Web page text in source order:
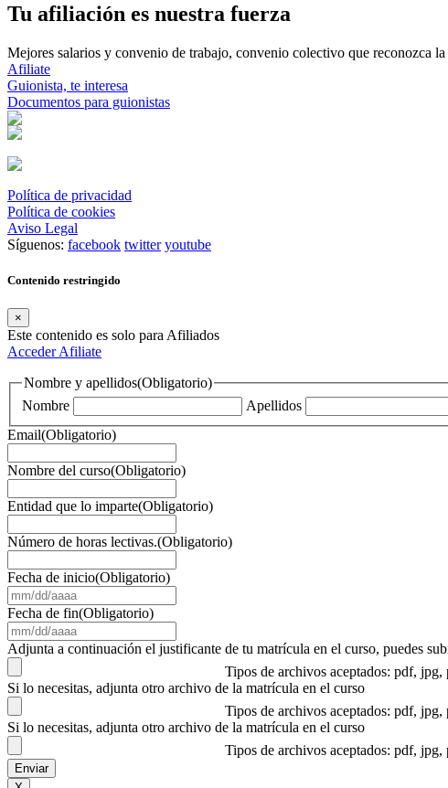
Tu afiliación es nuestra fuerza
Mejores salarios y convenio de trabajo, convenio colectivo que reconozca
Afiliate
Guionista, te interesa
Documentos para guionistas
Política de privacidad
Política de cookies
Aviso Legal
Síguenos: facebook twitter youtube
Contenido restringido
×
Este contenido es solo para Afiliados
AccederAfiliate
Nombre y apellidos(Obligatorio)
Nombre
Apellidos
Email(Obligatorio)
Nombre del curso(Obligatorio)
Entidad que lo imparte(Obligatorio)
Número de horas lectivas.(Obligatorio)
Fecha de inicio(Obligatorio)
barra
DD
barra
AAAA
Fecha de fin(Obligatorio)
barra
AAAA
Adjunta a continuación el justificante de tu matrícula en el curso, puedes
Tipos de archivos aceptados: pdf,
Si lo necesitas, adjunta otro archivo de la matrícula en el curso
Tipos de archivos aceptados: pdf,
Si lo necesitas, adjunta otro archivo de la matrícula en el curso
Tipos de archivos aceptados: pdf,